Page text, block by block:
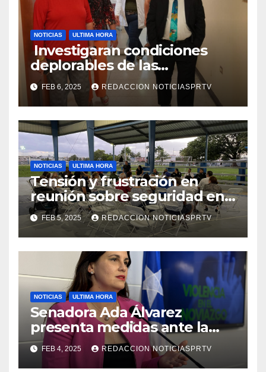
NOTICIAS ULTIMA HORA
Investigaran condiciones
deplorables de las
facilidades el Departamento
de la Salud en Mayagüez
FEB 6, 2025 REDACCION NOTICIASPRTV
NOTICIAS ULTIMA HORA
Tensión y frustración en
reunión sobre seguridad en
Reparto Metropolitano
FEB 5, 2025 REDACCION NOTICIASPRTV
NOTICIAS ULTIMA HORA
Senadora Ada Álvarez
presenta medidas ante la
violencia en el noviazgo
FEB 4, 2025 REDACCION NOTICIASPRTV